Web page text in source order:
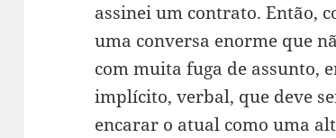
assinei um contrato. Então,
uma conversa enorme que
com muita fuga de assunto,
implícito, verbal, que deve
encarar o atual como uma